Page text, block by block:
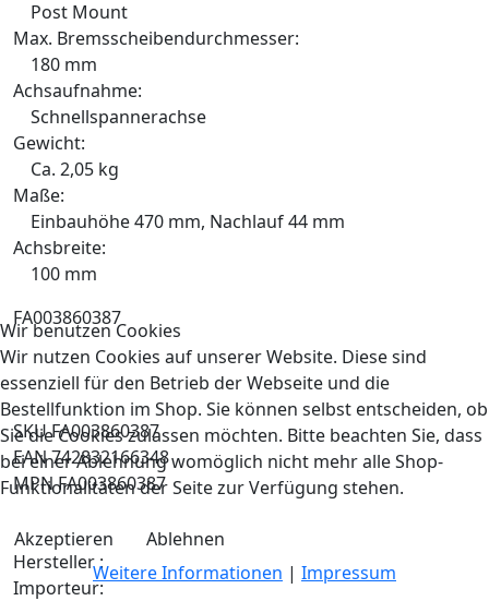
Post Mount
Max. Bremsscheibendurchmesser:
180 mm
Achsaufnahme:
Schnellspannerachse
Gewicht:
Ca. 2,05 kg
Maße:
Einbauhöhe 470 mm, Nachlauf 44 mm
Achsbreite:
100 mm
FA003860387
SKU FA003860387
EAN 742832166348
MPN FA003860387
Hersteller :
Importeur:
Wir benutzen Cookies
Wir nutzen Cookies auf unserer Website. Diese sind
essenziell für den Betrieb der Webseite und die
Bestellfunktion im Shop. Sie können selbst entscheiden, ob
Sie die Cookies zulassen möchten. Bitte beachten Sie, dass
bei einer Ablehnung womöglich nicht mehr alle Shop-
Funktionalitäten der Seite zur Verfügung stehen.
Akzeptieren
Ablehnen
Weitere Informationen | Impressum